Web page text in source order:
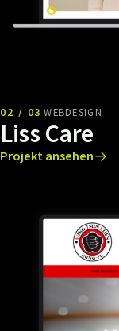
02 / 03 WEBDESIGN
Liss Care
Projekt ansehen